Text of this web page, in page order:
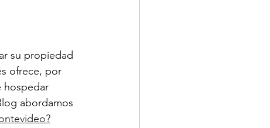
su propiedad
ofrece, por
hospedar
abordamos